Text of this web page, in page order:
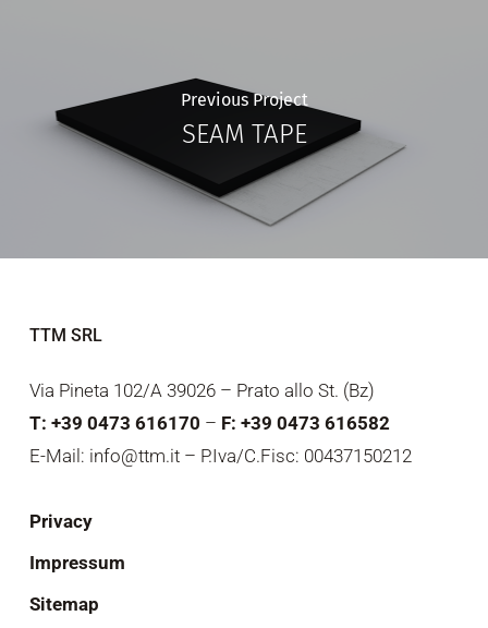
Previous Project
SEAM TAPE
TTM SRL
Via Pineta 102/A 39026 – Prato allo St. (Bz)
T: +39 0473 616170 – F: +39 0473 616582
E-Mail: info@ttm.it – P.Iva/C.Fisc: 00437150212
Privacy
Impressum
Sitemap